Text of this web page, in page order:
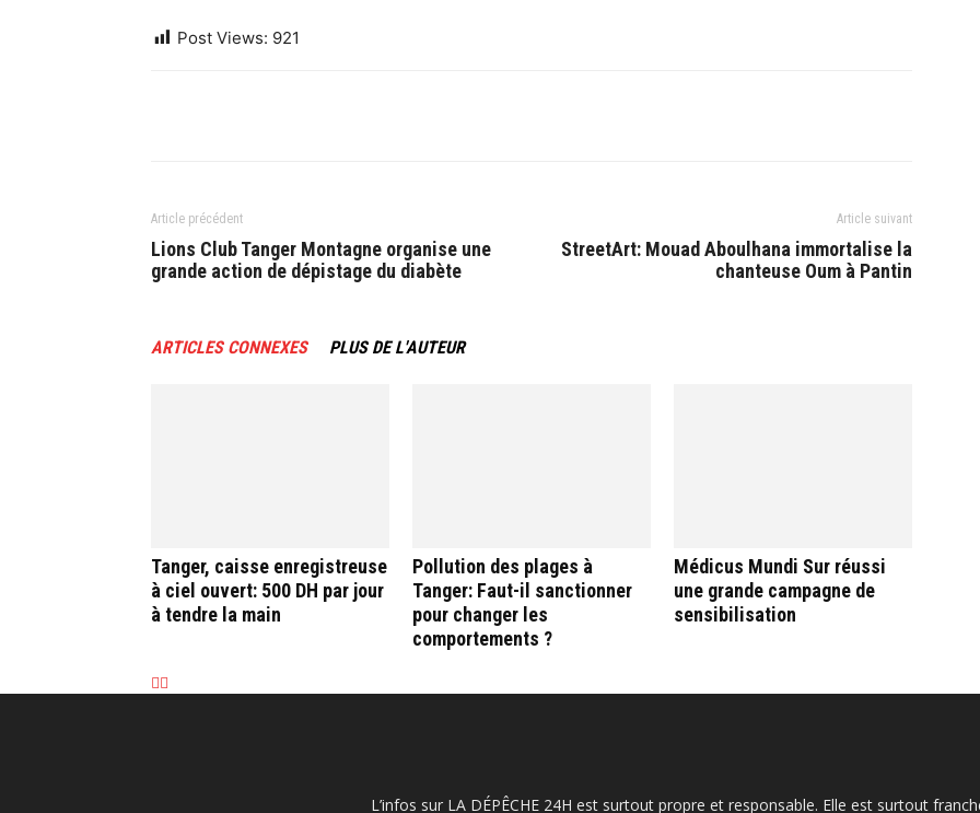
Post Views: 921
Article précédent
Lions Club Tanger Montagne organise une
grande action de dépistage du diabète
Article suivant
StreetArt: Mouad Aboulhana immortalise la
chanteuse Oum à Pantin
ARTICLES CONNEXES PLUS DE L'AUTEUR
Tanger, caisse enregistreuse
à ciel ouvert: 500 DH par jour
à tendre la main
Pollution des plages à
Tanger: Faut-il sanctionner
pour changer les
comportements ?
Médicus Mundi Sur réussi
une grande campagne de
sensibilisation
L’infos sur LA DÉPÊCHE 24H est surtout propre et responsable. Elle est surtout